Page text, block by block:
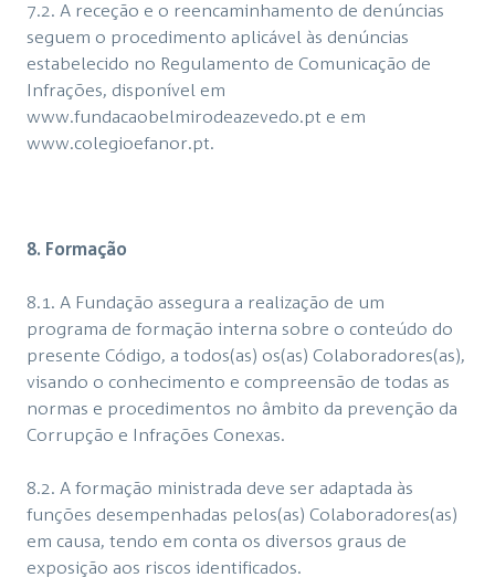
7.2. A receção e o reencaminhamento de denúncias
seguem o procedimento aplicável às denúncias
estabelecido no Regulamento de Comunicação de
Infrações, disponível em
www.fundacaobelmirodeazevedo.pt e em
www.colegioefanor.pt.
8. Formação
8.1. A Fundação assegura a realização de um
programa de formação interna sobre o conteúdo do
presente Código, a todos(as) os(as) Colaboradores(as),
visando o conhecimento e compreensão de todas as
normas e procedimentos no âmbito da prevenção da
Corrupção e Infrações Conexas.
8.2. A formação ministrada deve ser adaptada às
funções desempenhadas pelos(as) Colaboradores(as)
em causa, tendo em conta os diversos graus de
exposição aos riscos identificados.